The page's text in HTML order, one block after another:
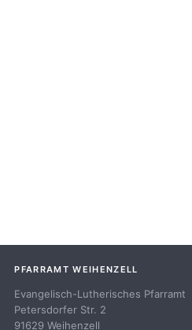
PFARRAMT WEIHENZELL
Evangelisch-Lutherisches Pfarramt
Petersdorfer Str. 2
91629 Weihenzell